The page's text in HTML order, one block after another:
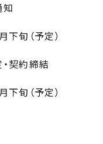
旬（予定）
契約締結
旬（予定）